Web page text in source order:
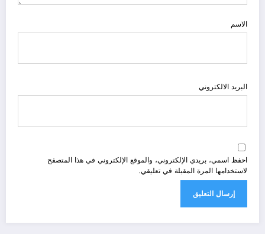
الاسم
البريد الالكتروني
احفظ اسمي، بريدي الإلكتروني، والموقع الإلكتروني في هذا المتصفح
لاستخدامها المرة المقبلة في تعليقي.